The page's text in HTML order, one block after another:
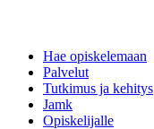
Hae opiskelemaan
Palvelut
Tutkimus ja kehitys
Jamk
Opiskelijalle